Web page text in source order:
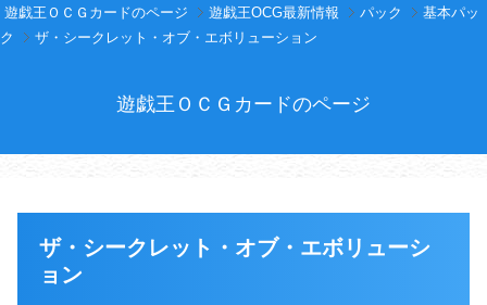
遊戯王ＯＣＧカードのページ 遊戯王OCG最新情報 パック
基本パッ
ク
ザ・シークレット・オブ・エボリューション
遊戯王ＯＣＧカードのページ
ザ・シークレット・オブ・エボリューシ
ョン